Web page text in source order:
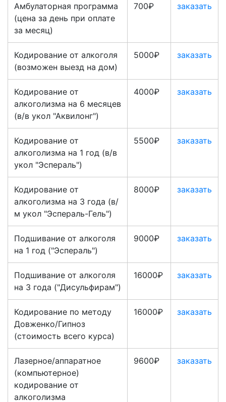
Амбулаторная программа
(цена за день при оплате
за месяц)
700₽ заказать
Кодирование от алкоголя
(возможен выезд на дом)
5000₽ заказать
Кодирование от
алкоголизма на 6 месяцев
(в/в укол "Аквилонг")
4000₽ заказать
Кодирование от
алкоголизма на 1 год (в/в
укол "Эспераль")
5500₽ заказать
Кодирование от
алкоголизма на 3 года (в/
м укол "Эспераль-Гель")
8000₽ заказать
Подшивание от алкоголя
на 1 год ("Эспераль")
9000₽ заказать
Подшивание от алкоголя
на 3 года ("Дисульфирам")
16000₽ заказать
Кодирование по методу
Довженко/Гипноз
(стоимость всего курса)
16000₽ заказать
Лазерное/аппаратное
(компьютерное)
кодирование от
алкоголизма
9600₽ заказать